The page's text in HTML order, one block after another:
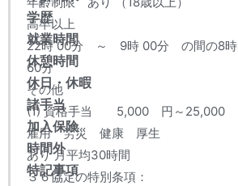
学歴
高卒以上
就業時間
22時 00分 ～ 9時 00分 の間の8時
休憩時間
60分
休日・休暇
その他
諸手当
(1) 資格手当 5,000 円～25,000
加入保険
雇用 労災 健康 厚生
時間外
あり 月平均30時間
特記事項
３６協定の特別条項：